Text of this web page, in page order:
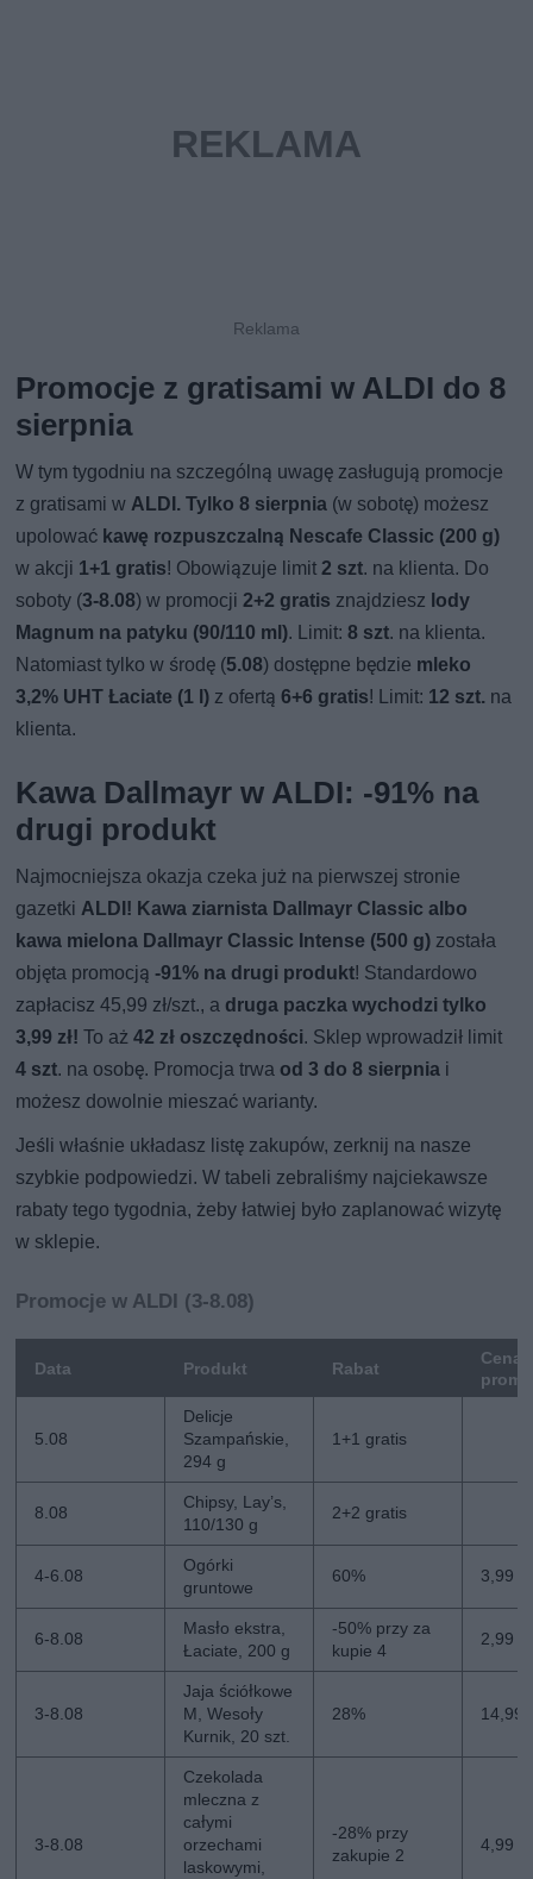
Promocje z gratisami w ALDI do 8
sierpnia
W tym tygodniu na szczególną uwagę zasługują promocje
z gratisami wALDI. Tylko 8 sierpnia (w sobotę) możesz
upolować kawę rozpuszczalną Nescafe Classic (200 g)
w akcji 1+1 gratis! Obowiązuje limit2 szt. na klienta. Do
soboty (3-8.08) w promocji2+2 gratis znajdziesz lody
Magnum na patyku (90/110 ml). Limit:8 szt. na klienta.
Natomiast tylko w środę (5.08) dostępne będzie mleko
3,2% UHT Łaciate (1 l) z ofertą6+6 gratis! Limit: 12 szt. na
klienta.
Kawa Dallmayr w ALDI: -91% na
drugi produkt
Najmocniejsza okazja czeka już na pierwszej stronie
gazetkiALDI! Kawa ziarnista Dallmayr Classic albo
kawa mielona Dallmayr Classic Intense (500 g) została
objęta promocją-91% na drugi produkt! Standardowo
zapłacisz 45,99 zł/szt., a druga paczka wychodzi tylko
3,99 zł! To aż42 zł oszczędności. Sklep wprowadził limit
4 szt. na osobę. Promocja trwa od 3 do 8 sierpnia i
możesz dowolnie mieszać warianty.
Jeśli właśnie układasz listę zakupów, zerknij na nasze
szybkie podpowiedzi. W tabeli zebraliśmy najciekawsze
rabaty tego tygodnia, żeby łatwiej było zaplanować wizytę
w sklepie.
Promocje w ALDI (3-8.08)
Data Produkt Rabat
Cena
5.08
Delicje
Szampańskie,
294 g
1+1 gratis
8.08
Chipsy, Lay’s,
110/130 g
2+2 gratis
4-6.08
Ogórki
gruntowe
60% 3,99
6-8.08
Masło ekstra,
Łaciate, 200 g
-50% przy za
kupie 4
2,99
3-8.08
Jaja ściółkowe
M, Wesoły
Kurnik, 20 szt.
28% 14,99
3-8.08
Czekolada
mleczna z
całymi
orzechami
laskowymi,
-28% przy
zakupie 2
4,99